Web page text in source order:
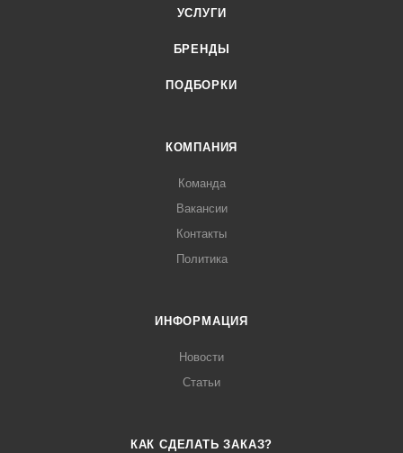
УСЛУГИ
БРЕНДЫ
ПОДБОРКИ
КОМПАНИЯ
Команда
Вакансии
Контакты
Политика
ИНФОРМАЦИЯ
Новости
Статьи
КАК СДЕЛАТЬ ЗАКАЗ?